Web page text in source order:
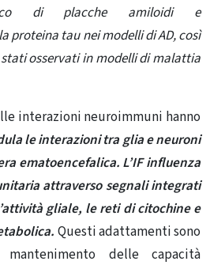
di placche amiloidi e
proteina tau nei modelli di AD, così
osservati in modelli di malattia
interazioni neuroimmuni hanno
le interazioni tra glia e neuroni
ematoencefalica. L’IF influenza
attraverso segnali integrati
gliale, le reti di citochine e
Questi adattamenti sono
delle capacità